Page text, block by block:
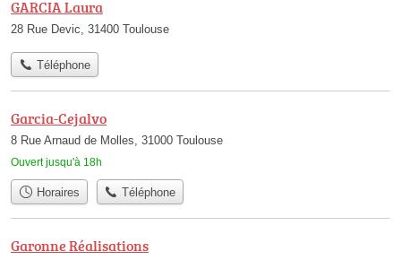
GARCIA Laura
28 Rue Devic, 31400 Toulouse
Téléphone
Garcia-Cejalvo
8 Rue Arnaud de Molles, 31000 Toulouse
Ouvert jusqu'à 18h
Horaires Téléphone
Garonne Réalisations